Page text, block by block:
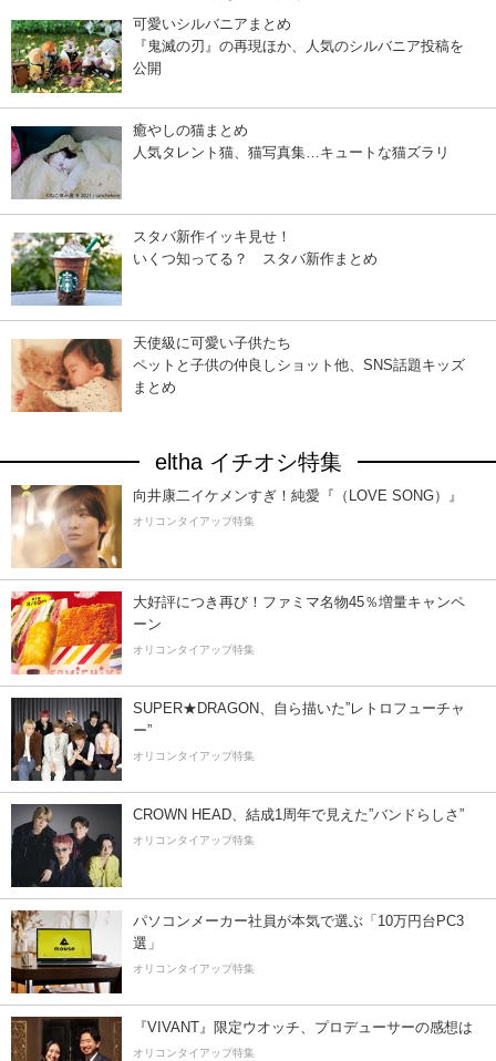
可愛いシルバニアまとめ
『鬼滅の刃』の再現ほか、人気のシルバニア投稿を
公開
癒やしの猫まとめ
人気タレント猫、猫写真集…キュートな猫ズラリ
スタバ新作イッキ見せ！
いくつ知ってる？ スタバ新作まとめ
天使級に可愛い子供たち
ペットと子供の仲良しショット他、SNS話題キッズ
まとめ
eltha イチオシ特集
向井康二イケメンすぎ！純愛『（LOVE SONG）』
オリコンタイアップ特集
大好評につき再び！ファミマ名物45％増量キャンペ
ーン
オリコンタイアップ特集
SUPER★DRAGON、自ら描いた”レトロフューチャ
ー”
オリコンタイアップ特集
CROWN HEAD、結成1周年で見えた”バンドらしさ”
オリコンタイアップ特集
パソコンメーカー社員が本気で選ぶ「10万円台PC3
選」
オリコンタイアップ特集
『VIVANT』限定ウオッチ、プロデューサーの感想は
オリコンタイアップ特集